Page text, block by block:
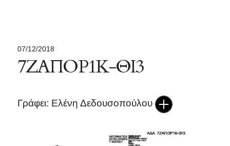
07/12/2018
7ΖΑΠΟΡ1Κ-ΘΙ3
Γράφει: Ελένη Δεδουσοπούλου